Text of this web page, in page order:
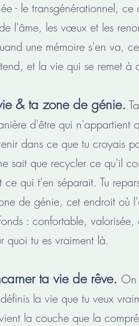
- le transgénérationnel,
l'âme, les vœux et les
une mémoire s'en va,
et la vie qui se remet à
& ta zone de génie.
d'être qui n'appartient
dans ce que tu croyais
sait que recycler ce qu'il
qui t'en séparait. Tu
de génie, cet endroit où
: confortable,
quoi tu es vraiment là.
ta vie de rêve. On
la vie que tu veux
la couche que la